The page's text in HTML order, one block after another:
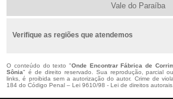
Vale do Paraíba
Verifique as regiões que atendemos
O conteúdo do texto "Onde Encontrar Fábrica de
Sônia" é de direito reservado. Sua reprodução, parcial
links, é proibida sem a autorização do autor. Crime de
184 do Código Penal –Lei 9610/98 - Lei de direitos autorais